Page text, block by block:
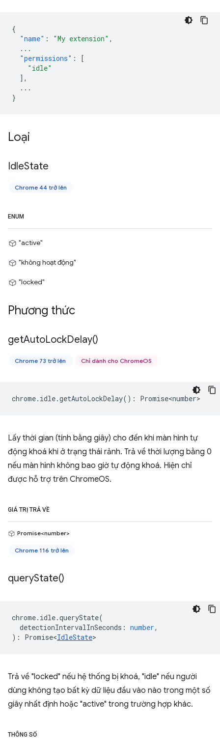
{
"name" : "My extension" ,
...
"permissions" :
[
"idle"
],
...
}
Loại
IdleState
Chrome 44 trở lên
ENUM
"active"
"không hoạt động"
"locked"
Phương thức
getAutoLockDelay()
Chrome 73 trở lên Chỉ dành cho ChromeOS
chrome. idle.getAutoLockDelay() : Promise<number>
Lấy thời gian (tính bằng giây) cho đến khi màn hình tự
động khoá khi ở trạng thái rảnh. Trả về thời lượng bằng 0
nếu màn hình không bao giờ tự động khoá. Hiện chỉ
được hỗ trợ trên ChromeOS.
GIÁ TRỊ TRẢ VỀ
Promise<number>
Chrome 116 trở lên
queryState()
chrome. idle.queryState(
detectionIntervalInSeconds : number,
) : Promise<IdleState>
Trả về "locked" nếu hệ thống bị khoá, "idle" nếu người
dùng không tạo bất kỳ dữ liệu đầu vào nào trong một số
giây nhất định hoặc "active" trong trường hợp khác.
THÔNG SỐ